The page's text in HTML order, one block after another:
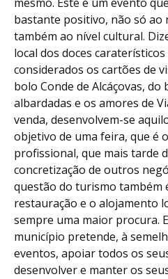
bastante positivo, não só ao
também ao nível cultural.
local dos doces
considerados os cartões de
bolo Conde de Alcáçovas,
albardadas e os amores de
venda, desenvolvem-se
objetivo de uma feira, que é
profissional, que mais tarde
concretização de outros
questão do turismo também
restauração e o alojamento
sempre uma maior procura.
município pretende, à
eventos, apoiar todos os
desenvolver e manter os